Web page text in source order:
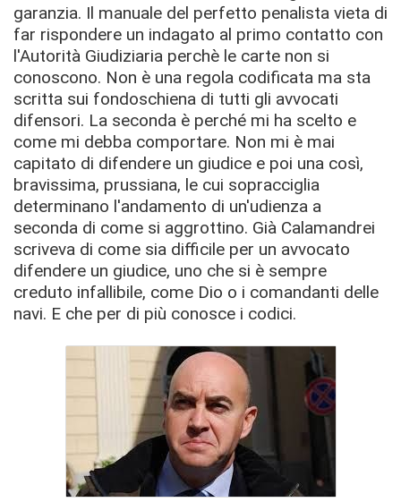
garanzia. Il manuale del perfetto penalista vieta di
far rispondere un indagato al primo contatto con
l'Autorità Giudiziaria perchè le carte non si
conoscono. Non è una regola codificata ma sta
scritta sui fondoschiena di tutti gli avvocati
difensori. La seconda è perché mi ha scelto e
come mi debba comportare. Non mi è mai
capitato di difendere un giudice e poi una così,
bravissima, prussiana, le cui sopracciglia
determinano l'andamento di un'udienza a
seconda di come si aggrottino. Già Calamandrei
scriveva di come sia difficile per un avvocato
difendere un giudice, uno che si è sempre
creduto infallibile, come Dio o i comandanti delle
navi. E che per di più conosce i codici.